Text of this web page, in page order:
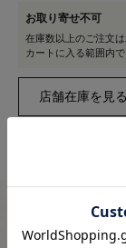
お取り寄せ不可
在庫数以上のご注文
カートに入る範囲内で
※新宿オカダヤ